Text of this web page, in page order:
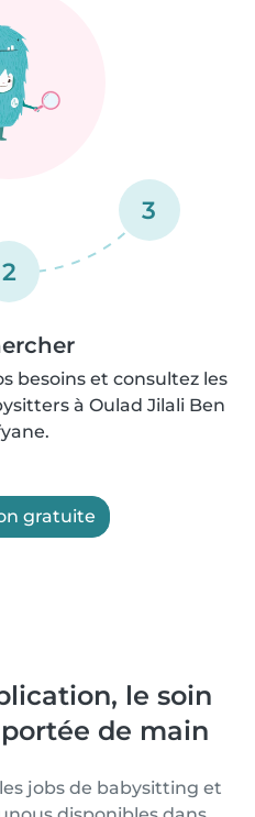
2
3
besoins et consultez les
à Oulad Jilali Ben
gratuite
le soin
de main
jobs de babysitting et